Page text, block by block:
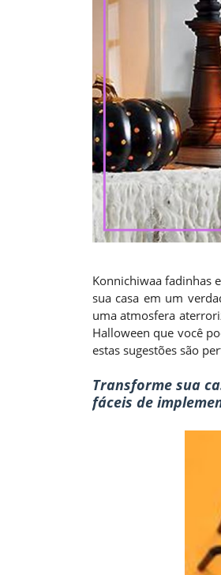
Konnichiwaa fadinhas
sua casa em um
uma atmosfera
Halloween que você
estas sugestões são
Transforme sua
fáceis de